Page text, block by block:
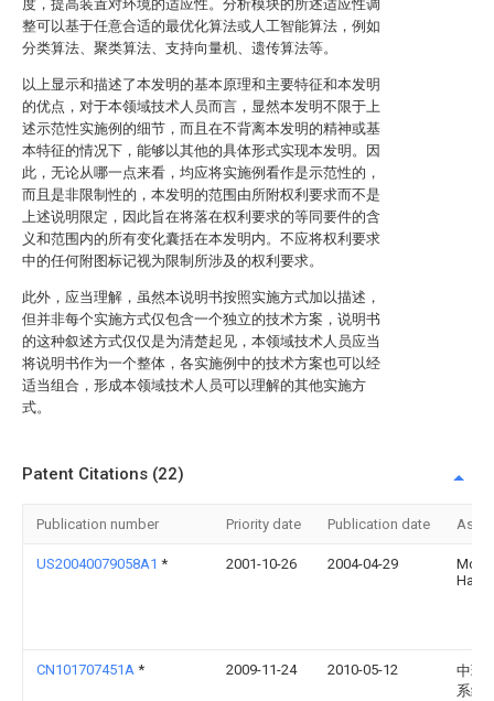
度，提高装置对环境的适应性。分析模块的所述适应性调
整可以基于任意合适的最优化算法或人工智能算法，例如
分类算法、聚类算法、支持向量机、遗传算法等。
以上显示和描述了本发明的基本原理和主要特征和本发明
的优点，对于本领域技术人员而言，显然本发明不限于上
述示范性实施例的细节，而且在不背离本发明的精神或基
本特征的情况下，能够以其他的具体形式实现本发明。因
此，无论从哪一点来看，均应将实施例看作是示范性的，
而且是非限制性的，本发明的范围由所附权利要求而不是
上述说明限定，因此旨在将落在权利要求的等同要件的含
义和范围内的所有变化囊括在本发明内。不应将权利要求
中的任何附图标记视为限制所涉及的权利要求。
此外，应当理解，虽然本说明书按照实施方式加以描述，
但并非每个实施方式仅包含一个独立的技术方案，说明书
的这种叙述方式仅仅是为清楚起见，本领域技术人员应当
将说明书作为一个整体，各实施例中的技术方案也可以经
适当组合，形成本领域技术人员可以理解的其他实施方
式。
Patent Citations (22)
Publication number Priority date Publication date
US20040079058A1 * 2001-10-26 2004-04-29
Harry
CN101707451A * 2009-11-24 2010-05-12
中环
系统